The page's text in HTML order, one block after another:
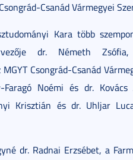
Csanád Vármegyei
Kara több
dr. Németh
Csongrád-Csanád
Noémi és dr.
Krisztián és dr. Uhljar
dr. Radnai Erzsébet, a